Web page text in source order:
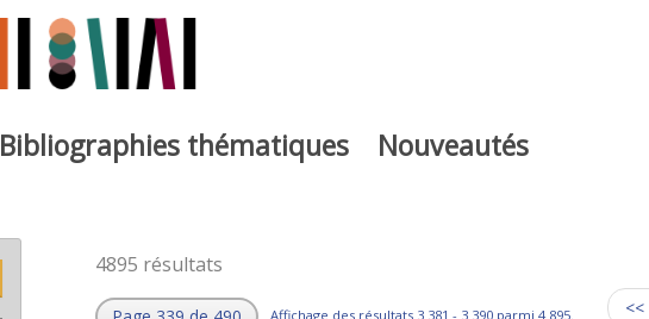
Bibliographies thématiques Nouveautés
4895 résultats
Affichage des résultats 3 381 - 3 390 parmi 4 895.